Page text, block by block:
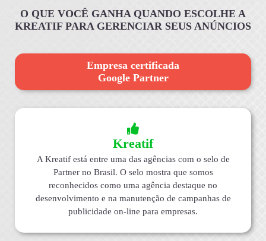
O QUE VOCÊ GANHA QUANDO ESCOLHE A
KREATIF PARA GERENCIAR SEUS ANÚNCIOS
Empresa certificada
Google Partner
Kreatif
A Kreatif está entre uma das agências com o selo de
Partner no Brasil. O selo mostra que somos
reconhecidos como uma agência destaque no
desenvolvimento e na manutenção de campanhas de
publicidade on-line para empresas.